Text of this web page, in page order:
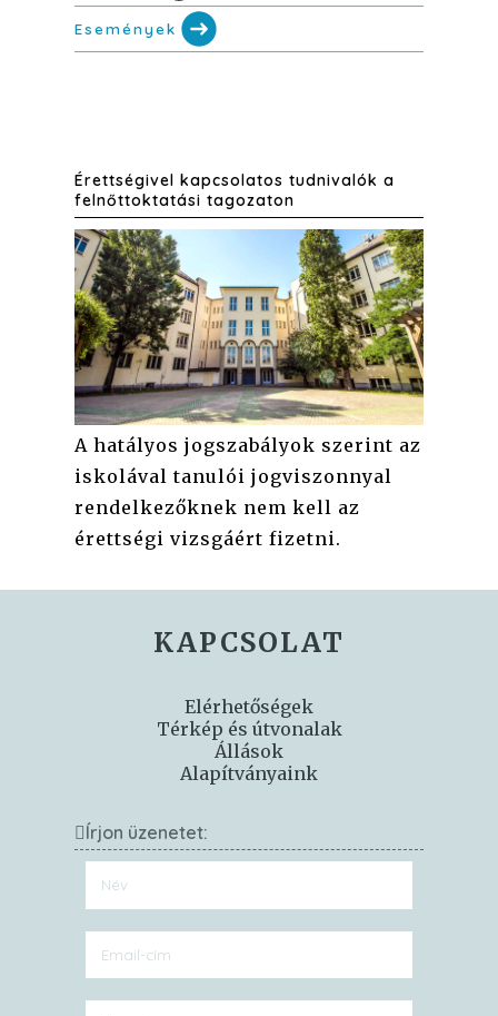
Események
Érettségivel kapcsolatos tudnivalók a
felnőttoktatási tagozaton
A hatályos jogszabályok szerint az
iskolával tanulói jogviszonnyal
rendelkezőknek nem kell az
érettségi vizsgáért fizetni.
KAPCSOLAT
Elérhetőségek
Térkép és útvonalak
Állások
Alapítványaink
Írjon üzenetet: